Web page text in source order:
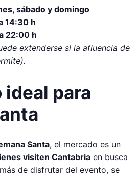
sábado y domingo
14:30 h
22:00 h
extenderse si la afluencia de
ideal para
Santa, el mercado es un
visiten Cantabria en busca
de disfrutar del evento, se